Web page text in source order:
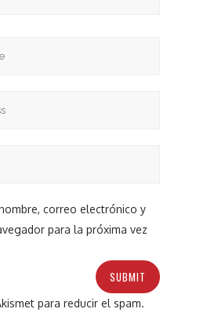
correo electrónico y
para la próxima vez
para reducir el spam.